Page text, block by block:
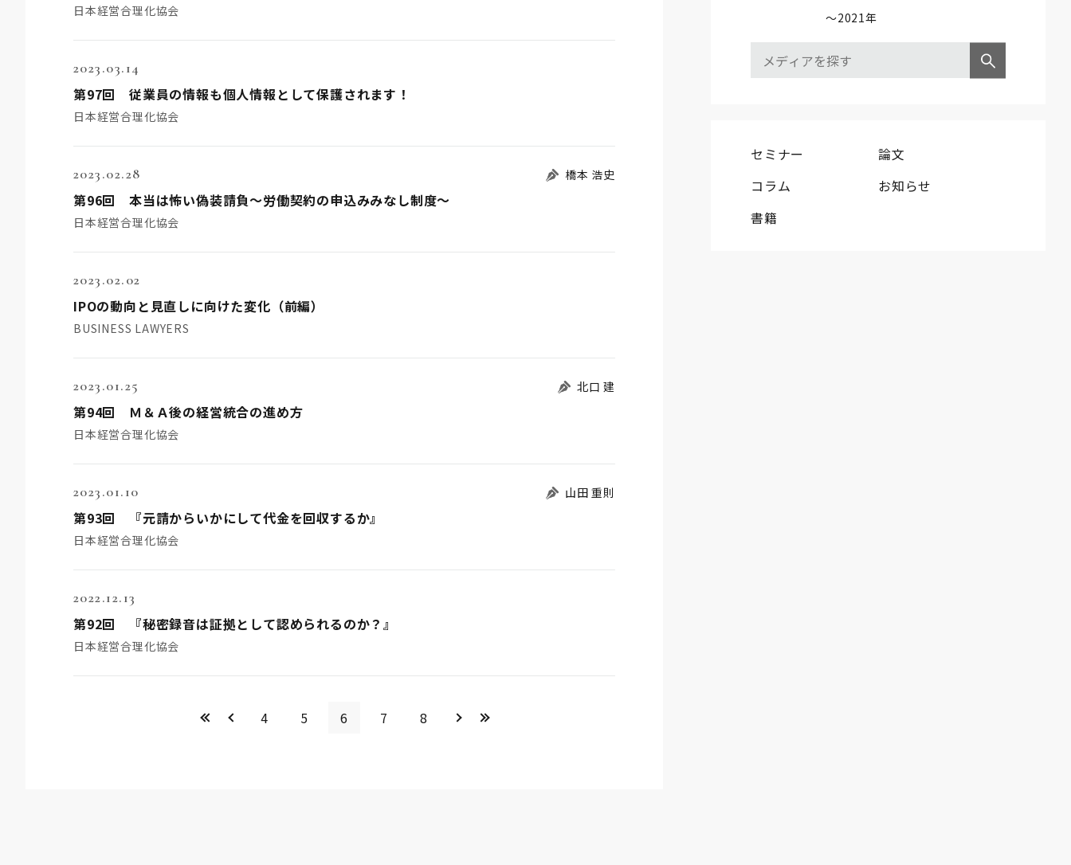
日本経営合理化協会
2023.03.14
第97回 従業員の情報も個人情報として保護されます！
日本経営合理化協会
2023.02.28 橋本 浩史
第96回 本当は怖い偽装請負～労働契約の申込みみなし制度～
日本経営合理化協会
2023.02.02
IPOの動向と見直しに向けた変化（前編）
BUSINESS LAWYERS
2023.01.25 北口 建
第94回 Ｍ＆Ａ後の経営統合の進め方
日本経営合理化協会
2023.01.10 山田 重則
第93回 『元請からいかにして代金を回収するか』
日本経営合理化協会
2022.12.13
第92回 『秘密録音は証拠として認められるのか？』
日本経営合理化協会
4 5 6 7 8 ＞
～2021年
セミナー
論文
コラム
お知らせ
書籍